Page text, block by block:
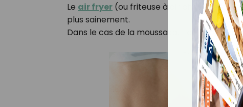
Le air fryer (ou friteuse à air chaud) est
plus sainement.
Dans le cas de la moussaka, il offre